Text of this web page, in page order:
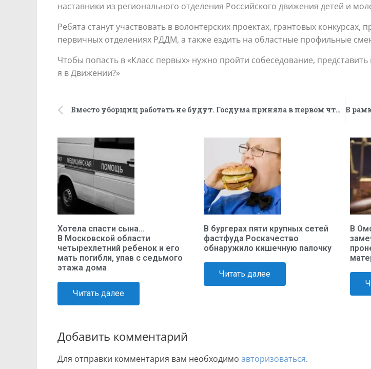
наставники из регионального отделения Российского движения детей и
Ребята станут участвовать в волонтерских проектах, грантовых
первичных отделениях РДДМ, а также ездить на областные профильные
Чтобы попасть в «Класс первых» нужно пройти собеседование,
я в Движении?»
Вместо уборщиц работать не будут. Госдума приняла в первом чтении закон о трудовом воспитании в школах
Хотела спасти сына...
В Московской области
четырехлетний ребенок и его
мать погибли, упав с седьмого
этажа дома
Читать далее
В бургерах пяти крупных сетей
фастфуда Роскачество
обнаружило кишечную палочку
Читать далее
В
Добавить комментарий
Для отправки комментария вам необходимо авторизоваться.